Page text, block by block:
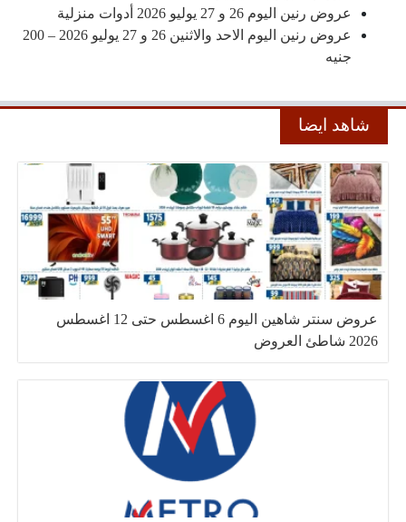
عروض رنين اليوم 26 و 27 يوليو 2026 أدوات منزلية
عروض رنين اليوم الاحد والاثنين 26 و 27 يوليو 2026 – 200
جنيه
شاهد ايضا
عروض سنتر شاهين اليوم 6 اغسطس حتى 12 اغسطس
2026 شاطئ العروض